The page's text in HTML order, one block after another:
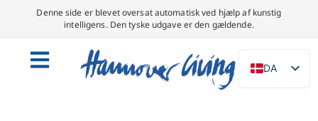
Denne side er blevet oversat automatisk ved hjælp af kunstig
intelligens. Den tyske udgave er den gældende.
DA
DE